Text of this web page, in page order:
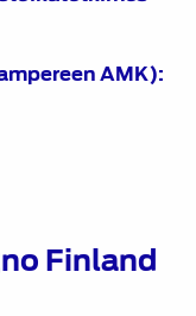
AMK):
Finland